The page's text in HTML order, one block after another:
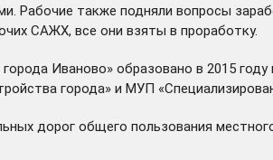
также подняли вопросы
САЖХ, все они взяты в проработку.
Иваново» образовано в 2015
города» и МУП
дорог общего пользования